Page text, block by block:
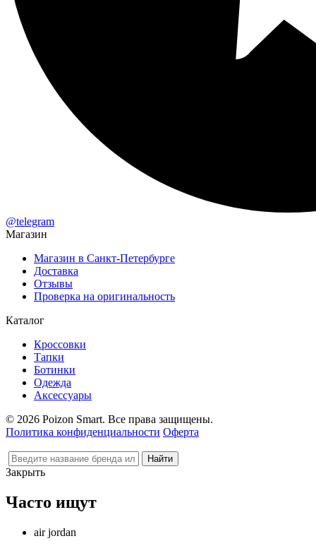
@telegram
Магазин
Магазин в Санкт-Петербурге
Доставка
Отзывы
Проверка на оригинальность
Каталог
Кроссовки
Тапки
Ботинки
Одежда
Аксессуары
© 2026 Poizon Smart. Все права защищены.
Политика конфиденциальности Оферта
Закрыть
Часто ищут
air jordan